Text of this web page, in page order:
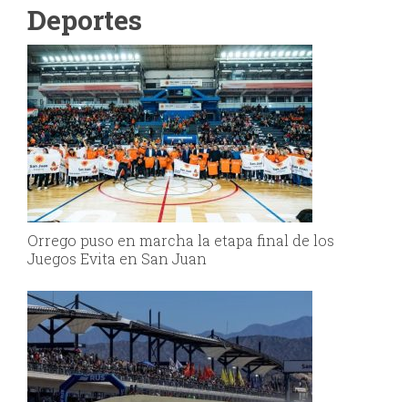
Deportes
Orrego puso en marcha la etapa final de los
Juegos Evita en San Juan